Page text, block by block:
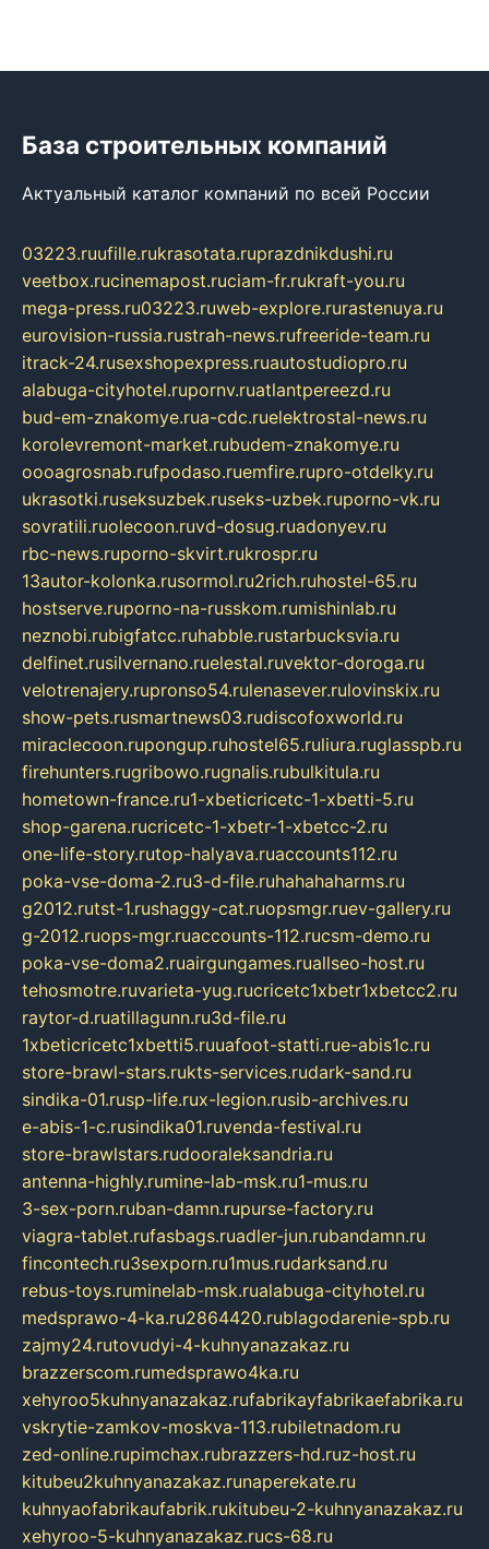
База строительных компаний
Актуальный каталог компаний по всей России
03223.ruufille.rukrasotata.ruprazdnikdushi.ru
veetbox.rucinemapost.ruciam-fr.rukraft-you.ru
mega-press.ru03223.ruweb-explore.rurastenuya.ru
eurovision-russia.rustrah-news.rufreeride-team.ru
itrack-24.rusexshopexpress.ruautostudiopro.ru
alabuga-cityhotel.rupornv.ruatlantpereezd.ru
bud-em-znakomye.rua-cdc.ruelektrostal-news.ru
korolevremont-market.rubudem-znakomye.ru
oooagrosnab.rufpodaso.ruemfire.rupro-otdelky.ru
ukrasotki.ruseksuzbek.ruseks-uzbek.ruporno-vk.ru
sovratili.ruolecoon.ruvd-dosug.ruadonyev.ru
rbc-news.ruporno-skvirt.rukrospr.ru
13autor-kolonka.rusormol.ru2rich.ruhostel-65.ru
hostserve.ruporno-na-russkom.rumishinlab.ru
neznobi.rubigfatcc.ruhabble.rustarbucksvia.ru
delfinet.rusilvernano.ruelestal.ruvektor-doroga.ru
velotrenajery.rupronso54.rulenasever.rulovinskix.ru
show-pets.rusmartnews03.rudiscofoxworld.ru
miraclecoon.rupongup.ruhostel65.ruliura.ruglasspb.ru
firehunters.rugribowo.rugnalis.rubulkitula.ru
hometown-france.ru1-xbeticricetc-1-xbetti-5.ru
shop-garena.rucricetc-1-xbetr-1-xbetcc-2.ru
one-life-story.rutop-halyava.ruaccounts112.ru
poka-vse-doma-2.ru3-d-file.ruhahahaharms.ru
g2012.rutst-1.rushaggy-cat.ruopsmgr.ruev-gallery.ru
g-2012.ruops-mgr.ruaccounts-112.rucsm-demo.ru
poka-vse-doma2.ruairgungames.ruallseo-host.ru
tehosmotre.ruvarieta-yug.rucricetc1xbetr1xbetcc2.ru
raytor-d.ruatillagunn.ru3d-file.ru
1xbeticricetc1xbetti5.ruuafoot-statti.rue-abis1c.ru
store-brawl-stars.rukts-services.rudark-sand.ru
sindika-01.rusp-life.rux-legion.rusib-archives.ru
e-abis-1-c.rusindika01.ruvenda-festival.ru
store-brawlstars.rudooraleksandria.ru
antenna-highly.rumine-lab-msk.ru1-mus.ru
3-sex-porn.ruban-damn.rupurse-factory.ru
viagra-tablet.rufasbags.ruadler-jun.rubandamn.ru
fincontech.ru3sexporn.ru1mus.rudarksand.ru
rebus-toys.ruminelab-msk.rualabuga-cityhotel.ru
medsprawo-4-ka.ru2864420.rublagodarenie-spb.ru
zajmy24.rutovudyi-4-kuhnyanazakaz.ru
brazzerscom.rumedsprawo4ka.ru
xehyroo5kuhnyanazakaz.rufabrikayfabrikaefabrika.ru
vskrytie-zamkov-moskva-113.rubiletnadom.ru
zed-online.rupimchax.rubrazzers-hd.ruz-host.ru
kitubeu2kuhnyanazakaz.runaperekate.ru
kuhnyaofabrikaufabrik.rukitubeu-2-kuhnyanazakaz.ru
xehyroo-5-kuhnyanazakaz.rucs-68.ru